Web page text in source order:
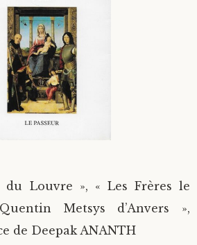
Louvre », « Les Frères le
Metsys d’Anvers »,
de Deepak ANANTH